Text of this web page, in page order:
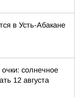
в Усть-Абакане
солнечное
12 августа